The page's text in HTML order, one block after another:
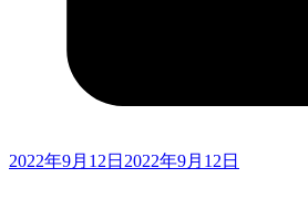
2022年9月12日 2022年9月12日